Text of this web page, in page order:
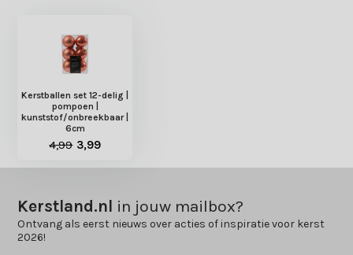
Kerstballen set 12-delig |
pompoen |
kunststof/onbreekbaar |
6cm
4,99 3,99
Kerstland.nl in jouw mailbox?
Ontvang als eerst nieuws over acties of inspiratie voor kerst
2026!